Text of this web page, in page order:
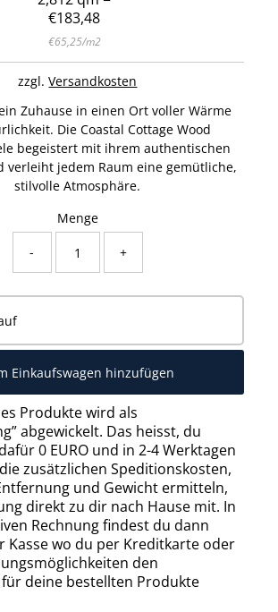
Regulärer
Preis
€183,48
Stückpreis
€65,25/
pro m2
zzgl.Versandkosten
Zuhause in einen Ort voller Wärme
Die Coastal Cottage Wood
begeistert mit ihrem authentischen
verleiht jedem Raum eine gemütliche,
stilvolle Atmosphäre.
Menge
-
+
Produkte wird als
abgewickelt. Das heisst, du
0 EURO und in 2-4 Werktagen
zusätzlichen Speditionskosten,
und Gewicht ermitteln,
direkt zu dir nach Hause mit. In
Rechnung findest du dann
Kasse wo du per Kreditkarte oder
den
deine bestellten Produkte